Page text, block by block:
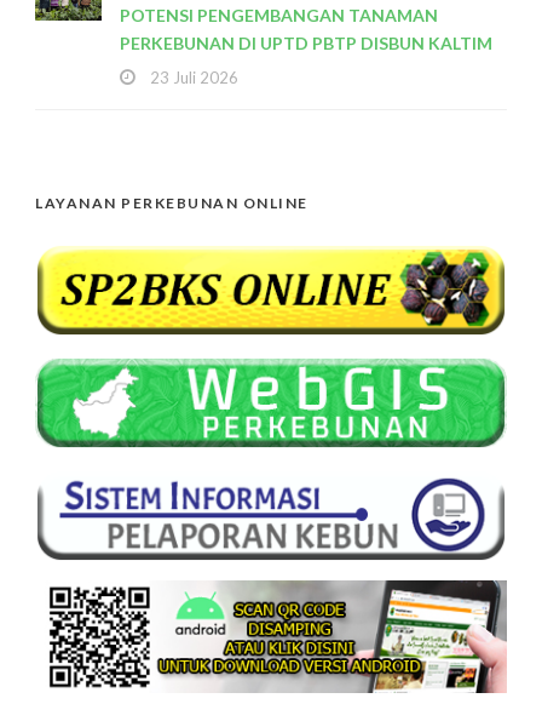
POTENSI PENGEMBANGAN TANAMAN
PERKEBUNAN DI UPTD PBTP DISBUN KALTIM
23 Juli 2026
LAYANAN PERKEBUNAN ONLINE